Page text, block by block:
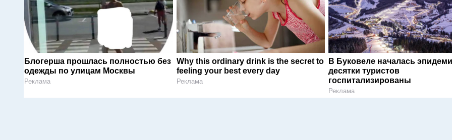
Блогерша прошлась полностью без
одежды по улицам Москвы
Реклама
Why this ordinary drink is the secret to
feeling your best every day
Реклама
В Буковеле началась
десятки туристов
госпитализированы
Реклама